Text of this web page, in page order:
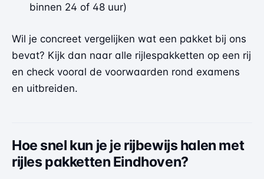
binnen 24 of 48 uur)
Wil je concreet vergelijken wat een pakket bij ons
bevat? Kijk dan naar alle rijlespakketten op een rij
en check vooral de voorwaarden rond examens
en uitbreiden.
Hoe snel kun je je rijbewijs halen met
rijles pakketten Eindhoven?